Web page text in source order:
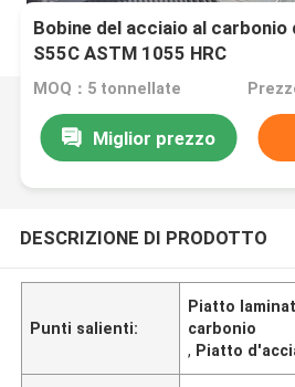
Bobine del acciaio al carbonio
S55C ASTM 1055 HRC
MOQ：5 tonnellate
Miglior prezzo
DESCRIZIONE DI PRODOTTO
Punti salienti:
Piatto
carbonio
, Piatto